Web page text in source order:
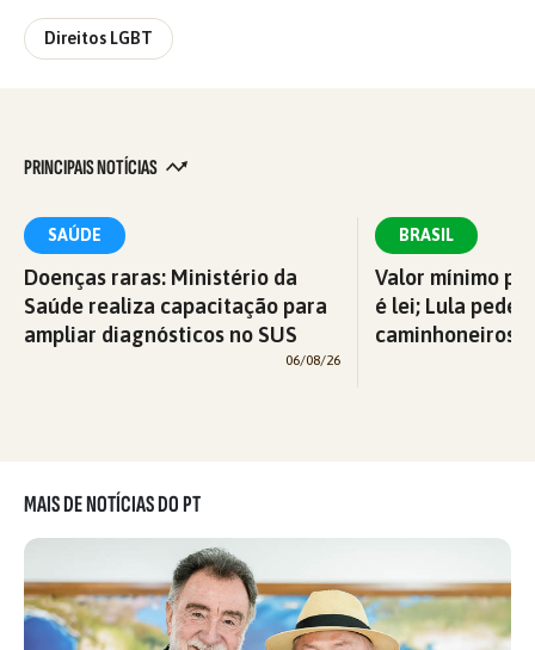
Direitos LGBT
PRINCIPAIS NOTÍCIAS
SAÚDE
Doenças raras: Ministério da
Saúde realiza capacitação para
ampliar diagnósticos no SUS
06/08/26
BRASIL
Valor mínimo
é lei; Lula pede
caminhoneiros
MAIS DE NOTÍCIAS DO PT